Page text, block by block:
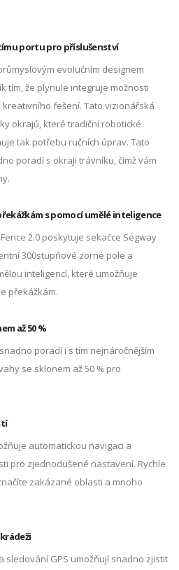
portu pro příslušenství
evolučním designem
tím, že plynule integruje možnosti
řešení. Tato vizionářská
okrajů, které tradiční robotické
tak potřebu ručních úprav. Tato
poradí s okraji trávníku, čímž vám
s pomocí umělé inteligence
2.0 poskytuje sekačce Segway
300stupňové zorné pole a
inteligencí, které umožňuje
překážkám.
až 50 %
poradí i s tím nejnáročnějším
se sklonem až 50 % pro
automatickou navigaci a
pro zjednodušené nastavení. Rychle
zakázané oblasti a mnoho
sledování GPS umožňují snadno zjistit